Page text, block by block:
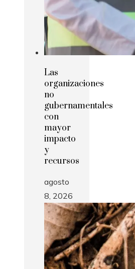
Las
organizaciones
no
gubernamentales
con
mayor
impacto
y
recursos
agosto
8, 2026